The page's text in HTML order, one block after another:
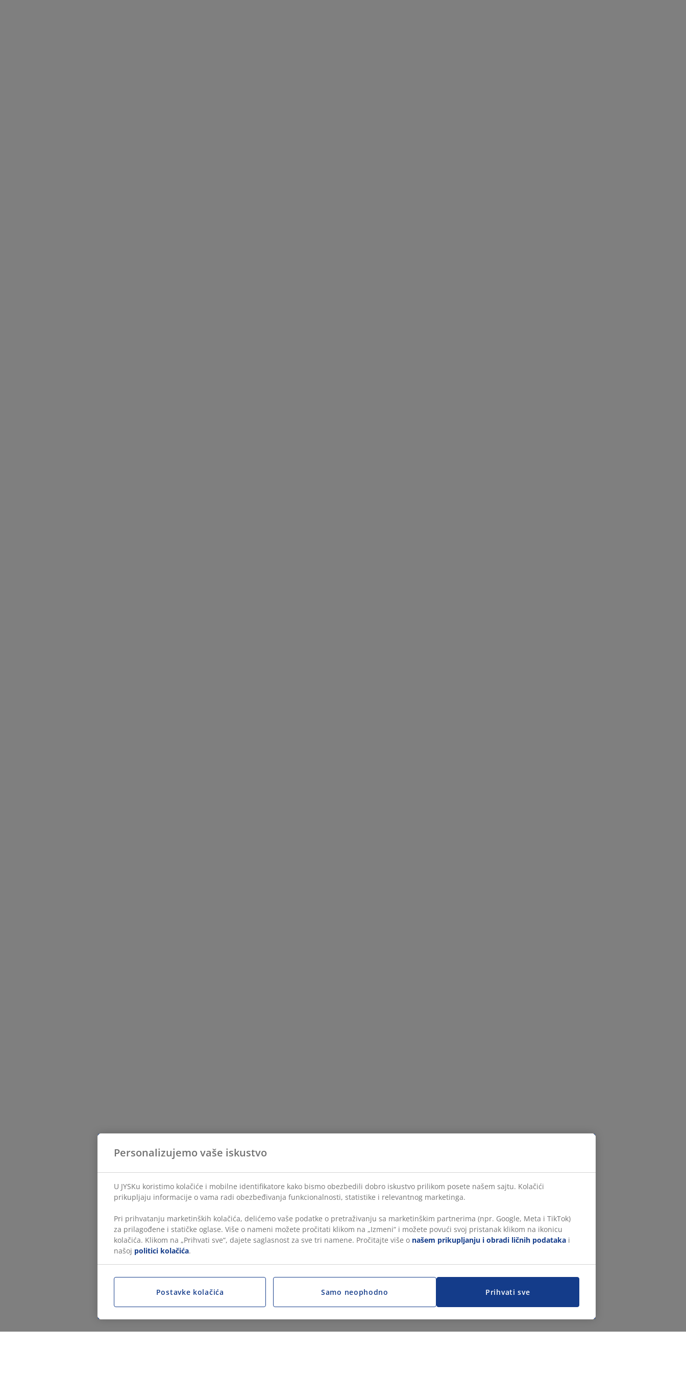
Personalizujemo vaše iskustvo
U JYSKu koristimo kolačiće i mobilne identifikatore kako bismo obezbedili dobro iskustvo prilikom posete našem sajtu. Kolačići
prikupljaju informacije o vama radi obezbeđivanja funkcionalnosti, statistike i relevantnog marketinga.
Pri prihvatanju marketinških kolačića, delićemo vaše podatke o pretraživanju sa marketinškim partnerima (npr. Google, Meta i TikTok)
za prilagođene i statičke oglase. Više o nameni možete pročitati klikom na „Izmeni“ i možete povući svoj pristanak klikom na ikonicu
kolačića. Klikom na „Prihvati sve“, dajete saglasnost za sve tri namene. Pročitajte više o našem prikupljanju i obradi ličnih podataka i
našoj politici kolačića.
Prihvati sve
Postavke kolačića Samo neophodno